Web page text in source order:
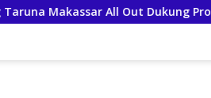
All Out Dukung Program Wali kota,